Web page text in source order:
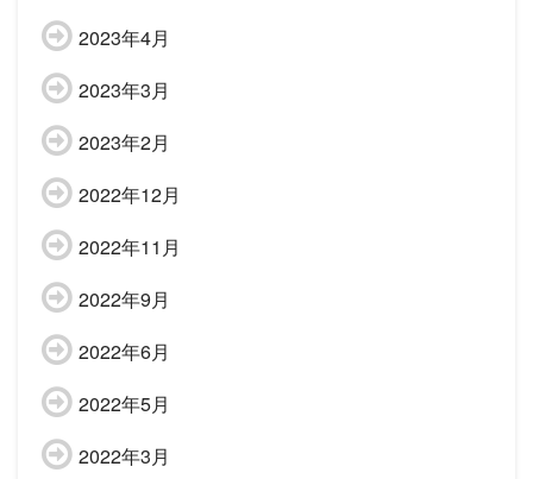
2023年4月
2023年3月
2023年2月
2022年12月
2022年11月
2022年9月
2022年6月
2022年5月
2022年3月